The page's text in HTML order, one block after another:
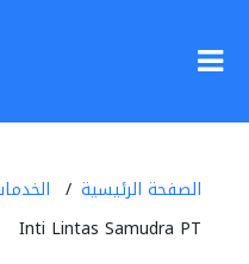
الصفحة الرئيسية
Inti Lintas Samudra PT